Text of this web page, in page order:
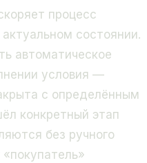
процесс
состоянии.
автоматическое
условия —
с определённым
конкретный этап
без ручного